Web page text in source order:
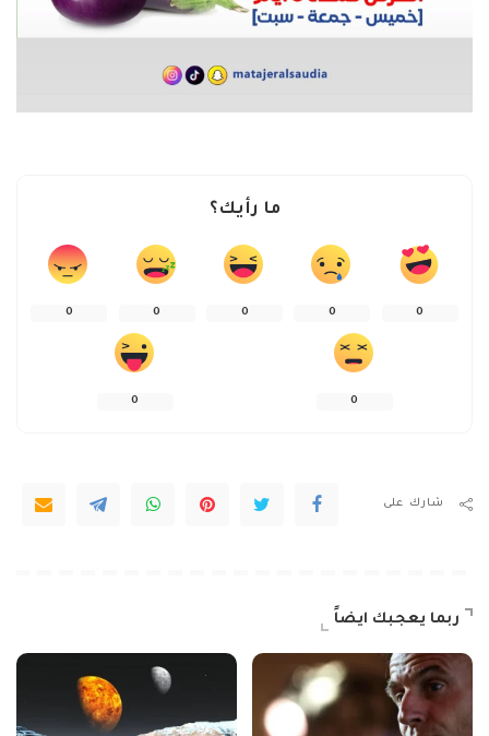
ما رأيك؟
0
0
0
0
0
0
0
شارك على
ربما يعجبك ايضاً